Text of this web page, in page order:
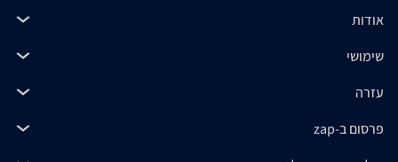
אודות
שימושי
עזרה
פרסום ב-zap